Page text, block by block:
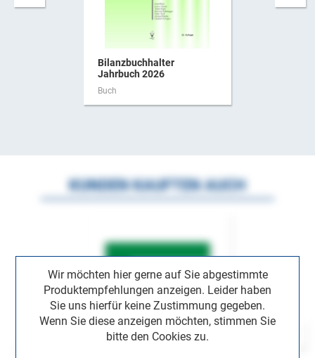
Bilanzbuchhalter
Jahrbuch 2026
Buch
Wir möchten hier gerne auf Sie abgestimmte
Produktempfehlungen anzeigen. Leider haben
Sie uns hierfür keine Zustimmung gegeben.
Wenn Sie diese anzeigen möchten, stimmen Sie
bitte den Cookies zu.
KUNDEN KAUFTEN AUCH